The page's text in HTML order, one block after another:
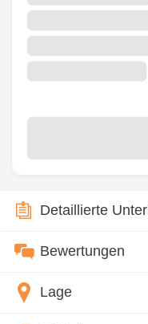
Detaillierte
Bewertungen
Lage